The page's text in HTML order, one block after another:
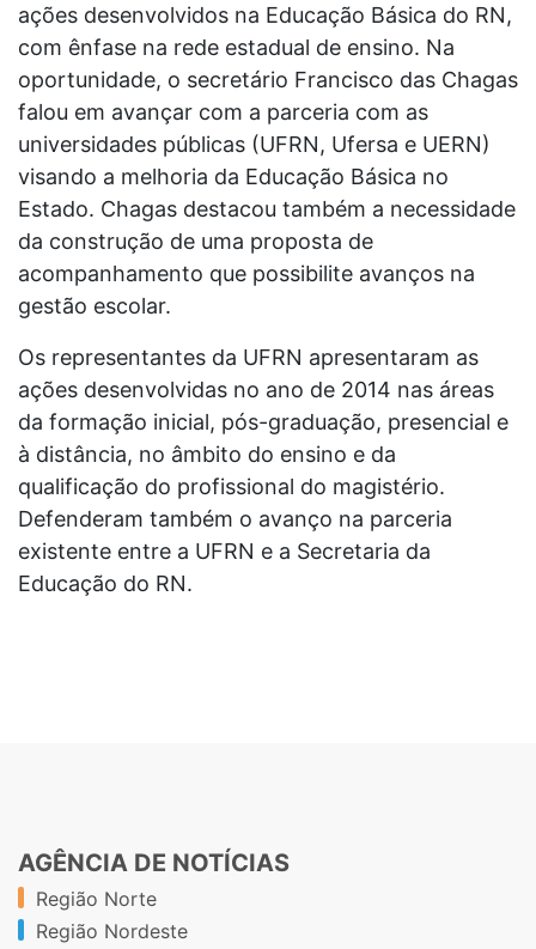
ações desenvolvidos na Educação Básica do RN,
com ênfase na rede estadual de ensino. Na
oportunidade, o secretário Francisco das Chagas
falou em avançar com a parceria com as
universidades públicas (UFRN, Ufersa e UERN)
visando a melhoria da Educação Básica no
Estado. Chagas destacou também a necessidade
da construção de uma proposta de
acompanhamento que possibilite avanços na
gestão escolar.
Os representantes da UFRN apresentaram as
ações desenvolvidas no ano de 2014 nas áreas
da formação inicial, pós-graduação, presencial e
à distância, no âmbito do ensino e da
qualificação do profissional do magistério.
Defenderam também o avanço na parceria
existente entre a UFRN e a Secretaria da
Educação do RN.
AGÊNCIA DE NOTÍCIAS
Região Norte
Região Nordeste